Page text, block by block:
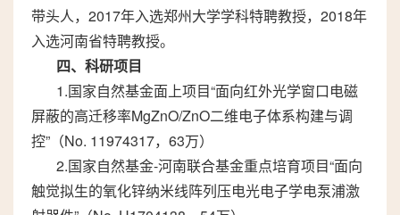
带头人，2017年入选郑州大学学科特聘教授，2018年
入选河南省特聘教授。
四、科研项目
1.国家自然基金面上项目“面向红外光学窗口电磁
屏蔽的高迁移率MgZnO/ZnO二维电子体系构建与调
控”（No. 11974317，63万）
2.国家自然基金-河南联合基金重点培育项目“面向
触觉拟生的氧化锌纳米线阵列压电光电子学电泵浦激